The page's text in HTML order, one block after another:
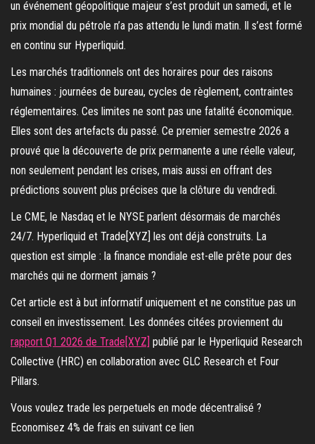
un événement géopolitique majeur s’est produit un samedi, et le
prix mondial du pétrole n’a pas attendu le lundi matin. Il s’est formé
en continu sur Hyperliquid.
Les marchés traditionnels ont des horaires pour des raisons
humaines : journées de bureau, cycles de règlement, contraintes
réglementaires. Ces limites ne sont pas une fatalité économique.
Elles sont des artefacts du passé. Ce premier semestre 2026 a
prouvé que la découverte de prix permanente a une réelle valeur,
non seulement pendant les crises, mais aussi en offrant des
prédictions souvent plus précises que la clôture du vendredi.
Le CME, le Nasdaq et le NYSE parlent désormais de marchés
24/7. Hyperliquid et Trade[XYZ] les ont déjà construits. La
question est simple : la finance mondiale est-elle prête pour des
marchés qui ne dorment jamais ?
Cet article est à but informatif uniquement et ne constitue pas un
conseil en investissement. Les données citées proviennent du
rapport Q1 2026 de Trade[XYZ] publié par le Hyperliquid Research
Collective (HRC) en collaboration avec GLC Research et Four
Pillars.
Vous voulez trade les perpetuels en mode décentralisé ?
Economisez 4% de frais en suivant ce lien